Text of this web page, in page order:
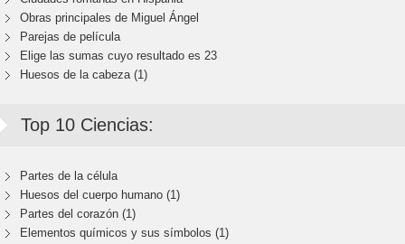
Obras principales de Miguel Ángel
Parejas de película
Elige las sumas cuyo resultado es 23
Huesos de la cabeza (1)
Top 10 Ciencias:
Partes de la célula
Huesos del cuerpo humano (1)
Partes del corazón (1)
Elementos químicos y sus símbolos (1)